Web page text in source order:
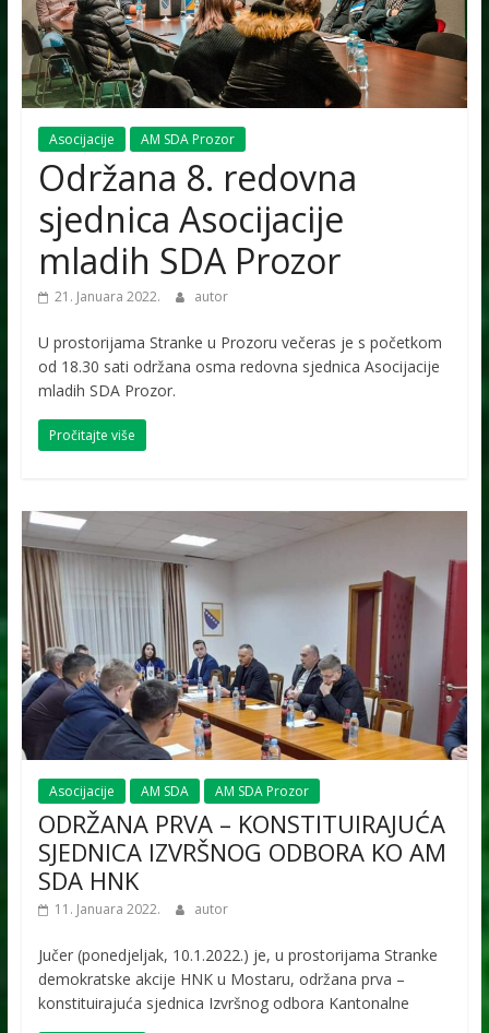
Asocijacije AM SDA Prozor
Održana 8. redovna
sjednica Asocijacije
mladih SDA Prozor
21. Januara 2022. autor
U prostorijama Stranke u Prozoru večeras je s početkom
od 18.30 sati održana osma redovna sjednica Asocijacije
mladih SDA Prozor.
Pročitajte više
Asocijacije AM SDA AM SDA Prozor
ODRŽANA PRVA – KONSTITUIRAJUĆA
SJEDNICA IZVRŠNOG ODBORA KO AM
SDA HNK
11. Januara 2022. autor
Jučer (ponedjeljak, 10.1.2022.) je, u prostorijama Stranke
demokratske akcije HNK u Mostaru, održana prva –
konstituirajuća sjednica Izvršnog odbora Kantonalne